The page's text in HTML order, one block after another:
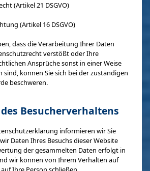
(Artikel 21 DSGVO)
(Artikel 16 DSGVO)
dass die Verarbeitung Ihrer Daten
verstößt oder Ihre
Ansprüche sonst in einer Weise
sind, können Sie sich bei der zuständigen
beschweren.
Besucherverhaltens
informieren wir Sie
Daten Ihres Besuchs dieser Website
der gesammelten Daten erfolgt in
wir können von Ihrem Verhalten auf